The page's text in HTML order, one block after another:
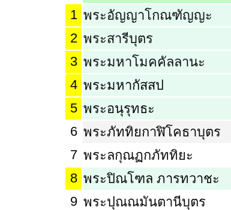
1 พระอัญญาโกณฑัญญะ
2 พระสารีบุตร
3 พระมหาโมคคัลลานะ
4 พระมหากัสสป
5 พระอนุรุทธะ
6 พระภัททิยกาฬิโคธาบุตร
7 พระลกุณฏกภัททิยะ
8 พระปิณโฑล ภารทวาชะ
9 พระปุณณมันตานีบุตร